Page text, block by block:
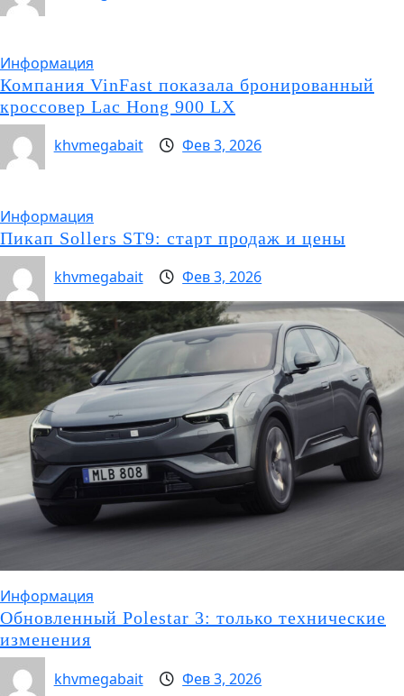
Информация
Компания VinFast показала бронированный
кроссовер Lac Hong 900 LX
khvmegabait
Фев 3, 2026
Информация
Пикап Sollers ST9: старт продаж и цены
khvmegabait
Фев 3, 2026
Информация
Обновленный Polestar 3: только технические
изменения
khvmegabait
Фев 3, 2026